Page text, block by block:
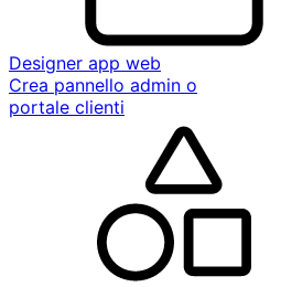
Designer app web
Crea pannello admin o
portale clienti